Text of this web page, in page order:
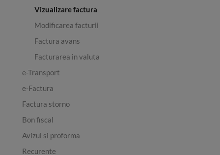
Vizualizare factura
Modificarea facturii
Factura avans
Facturarea in valuta
e-Transport
e-Factura
Factura storno
Bon fiscal
Avizul si proforma
Recurente